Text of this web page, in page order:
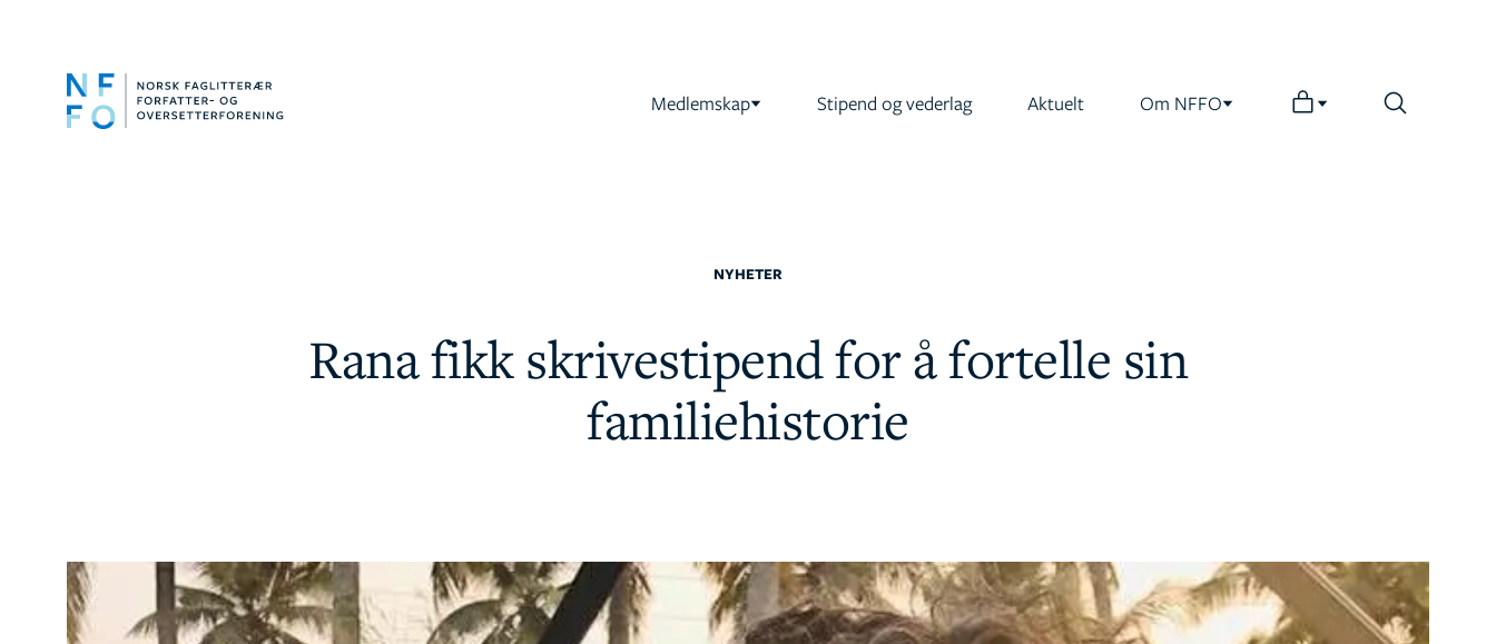
Medlemskap Stipend og vederlag Aktuelt Om NFFO
NYHETER
Rana fikk skrivestipend for å fortelle sin
familiehistorie